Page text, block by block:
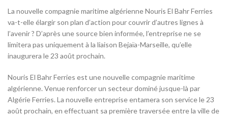
La nouvelle compagnie maritime algérienne Nouris El Bahr Ferries
va-t-elle élargir son plan d’action pour couvrir d’autres lignes à
l’avenir ? D’après une source bien informée, l’entreprise ne se
limitera pas uniquement à la liaison Bejaïa-Marseille, qu’elle
inaugurera le 23 août prochain.
Nouris El Bahr Ferries est une nouvelle compagnie maritime
algérienne. Venue renforcer un secteur dominé jusque-là par
Algérie Ferries. La nouvelle entreprise entamera son service le 23
août prochain, en effectuant sa première traversée entre la ville de